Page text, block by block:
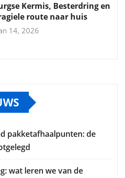
Kermis, Besterdring en
route naar huis
14, 2026
pakketafhaalpunten: de
wat leren we van de